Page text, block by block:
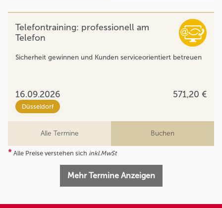
Telefontraining: professionell am
Telefon
Sicherheit gewinnen und Kunden serviceorientiert betreuen
16.09.2026 571,20 €
Düsseldorf
Alle Termine Buchen
* Alle Preise verstehen sich inkl.MwSt
Mehr Termine Anzeigen